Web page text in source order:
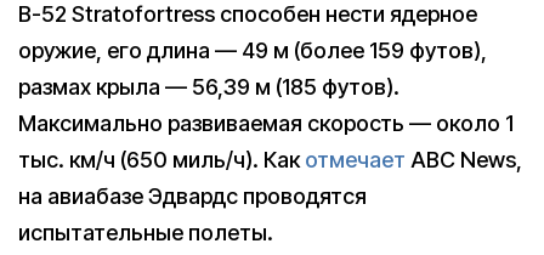
B-52 Stratofortress способен нести ядерное
оружие, его длина — 49 м (более 159 футов),
размах крыла — 56,39 м (185 футов).
Максимально развиваемая скорость — около 1
тыс. км/ч (650 миль/ч). Какотмечает ABC News,
на авиабазе Эдвардс проводятся
испытательные полеты.